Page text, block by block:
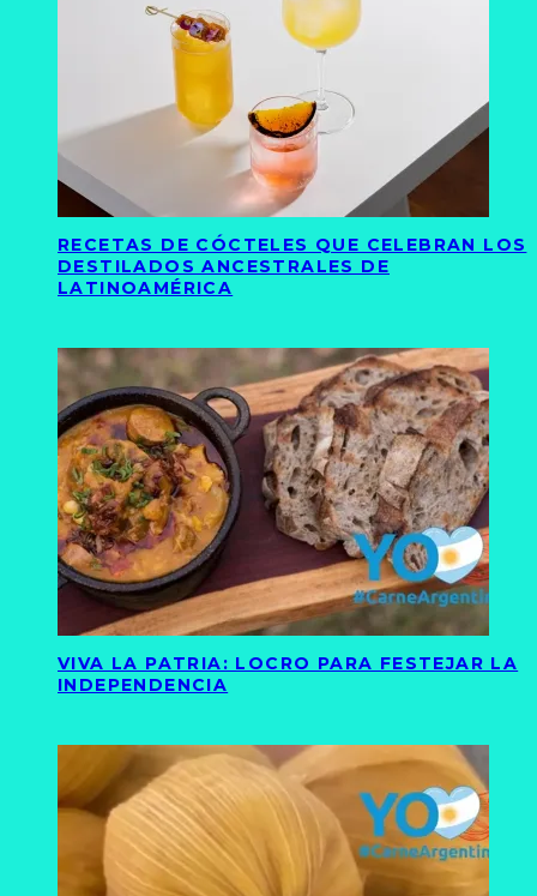
RECETAS DE CÓCTELES QUE CELEBRAN LOS
DESTILADOS ANCESTRALES DE
LATINOAMÉRICA
VIVA LA PATRIA: LOCRO PARA FESTEJAR LA
INDEPENDENCIA